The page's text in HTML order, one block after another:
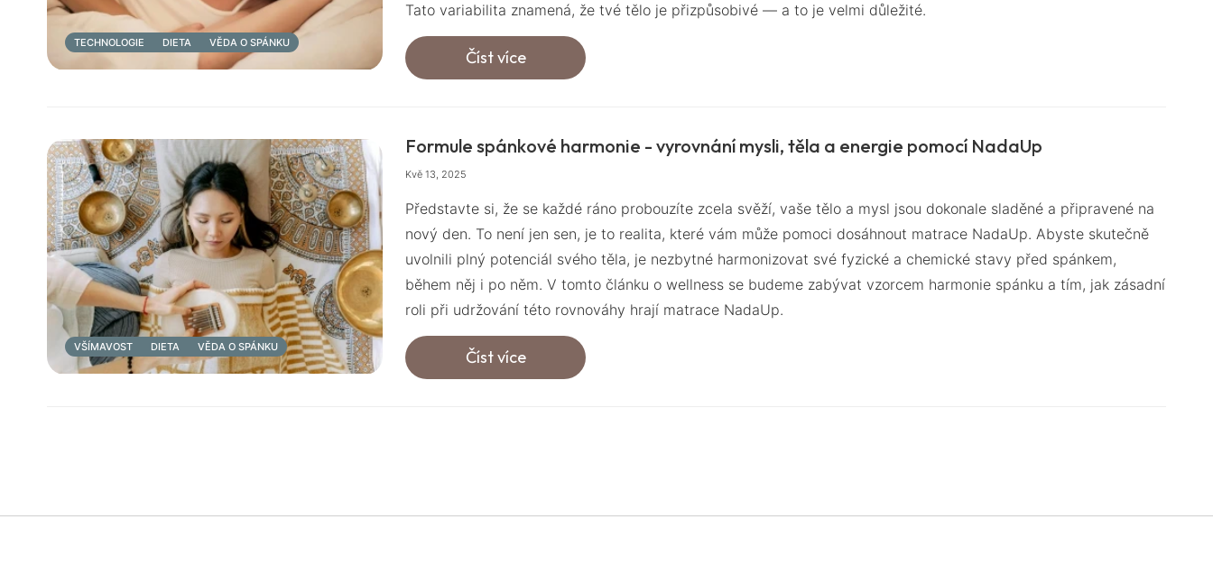
TECHNOLOGIE DIETA VĚDA O SPÁNKU
Tato variabilita znamená, že tvé tělo je přizpůsobivé — a to je velmi důležité.
Číst více
VŠÍMAVOST DIETA VĚDA O SPÁNKU
Formule spánkové harmonie - vyrovnání mysli, těla a energie pomocí NadaUp
Kvě 13, 2025
Představte si, že se každé ráno probouzíte zcela svěží, vaše tělo a mysl jsou dokonale sladěné a připravené na
nový den. To není jen sen, je to realita, které vám může pomoci dosáhnout matrace NadaUp. Abyste skutečně
uvolnili plný potenciál svého těla, je nezbytné harmonizovat své fyzické a chemické stavy před spánkem,
během něj i po něm. V tomto článku o wellness se budeme zabývat vzorcem harmonie spánku a tím, jak zásadní
roli při udržování této rovnováhy hrají matrace NadaUp.
Číst více